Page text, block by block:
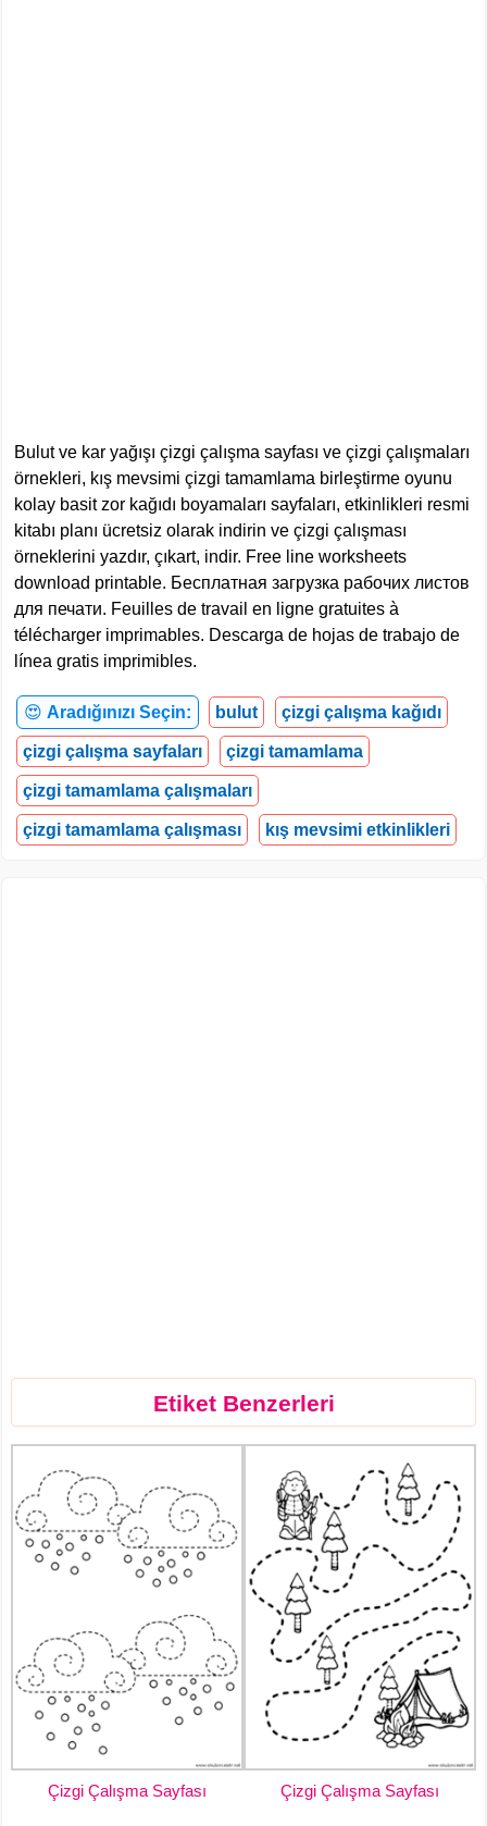
Bulut ve kar yağışı çizgi çalışma sayfası ve çizgi çalışmaları
örnekleri, kış mevsimi çizgi tamamlama birleştirme oyunu
kolay basit zor kağıdı boyamaları sayfaları, etkinlikleri resmi
kitabı planı ücretsiz olarak indirin ve çizgi çalışması
örneklerini yazdır, çıkart, indir. Free line worksheets
download printable. Бесплатная загрузка рабочих листов
для печати. Feuilles de travail en ligne gratuites à
télécharger imprimables. Descarga de hojas de trabajo de
línea gratis imprimibles.
😍 Aradığınızı Seçin: bulut çizgi çalışma kağıdı
çizgi çalışma sayfaları çizgi tamamlama
çizgi tamamlama çalışmaları
çizgi tamamlama çalışması kış mevsimi etkinlikleri
Etiket Benzerleri
Çizgi Çalışma Sayfası Çizgi Çalışma Sayfası